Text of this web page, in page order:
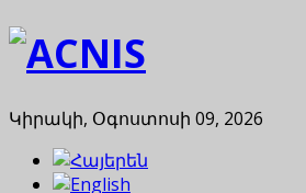
Կիրակի, Օգոստոսի 09, 2026